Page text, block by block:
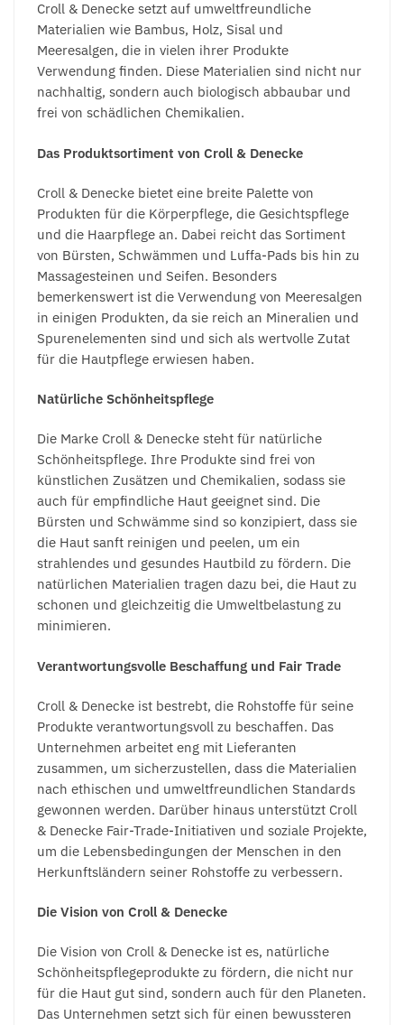
Croll & Denecke setzt auf umweltfreundliche
Materialien wie Bambus, Holz, Sisal und
Meeresalgen, die in vielen ihrer Produkte
Verwendung finden. Diese Materialien sind nicht nur
nachhaltig, sondern auch biologisch abbaubar und
frei von schädlichen Chemikalien.
Das Produktsortiment von Croll & Denecke
Croll & Denecke bietet eine breite Palette von
Produkten für die Körperpflege, die Gesichtspflege
und die Haarpflege an. Dabei reicht das Sortiment
von Bürsten, Schwämmen und Luffa-Pads bis hin zu
Massagesteinen und Seifen. Besonders
bemerkenswert ist die Verwendung von Meeresalgen
in einigen Produkten, da sie reich an Mineralien und
Spurenelementen sind und sich als wertvolle Zutat
für die Hautpflege erwiesen haben.
Natürliche Schönheitspflege
Die Marke Croll & Denecke steht für natürliche
Schönheitspflege. Ihre Produkte sind frei von
künstlichen Zusätzen und Chemikalien, sodass sie
auch für empfindliche Haut geeignet sind. Die
Bürsten und Schwämme sind so konzipiert, dass sie
die Haut sanft reinigen und peelen, um ein
strahlendes und gesundes Hautbild zu fördern. Die
natürlichen Materialien tragen dazu bei, die Haut zu
schonen und gleichzeitig die Umweltbelastung zu
minimieren.
Verantwortungsvolle Beschaffung und Fair Trade
Croll & Denecke ist bestrebt, die Rohstoffe für seine
Produkte verantwortungsvoll zu beschaffen. Das
Unternehmen arbeitet eng mit Lieferanten
zusammen, um sicherzustellen, dass die Materialien
nach ethischen und umweltfreundlichen Standards
gewonnen werden. Darüber hinaus unterstützt Croll
& Denecke Fair-Trade-Initiativen und soziale Projekte,
um die Lebensbedingungen der Menschen in den
Herkunftsländern seiner Rohstoffe zu verbessern.
Die Vision von Croll & Denecke
Die Vision von Croll & Denecke ist es, natürliche
Schönheitspflegeprodukte zu fördern, die nicht nur
für die Haut gut sind, sondern auch für den Planeten.
Das Unternehmen setzt sich für einen bewussteren